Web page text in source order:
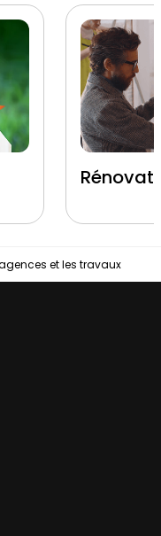
et les travaux